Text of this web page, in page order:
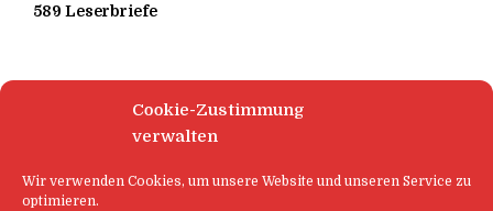
Cookie-Zustimmung
verwalten
Wir verwenden Cookies, um unsere Website und unseren Service zu
optimieren.
589 Leserbriefe